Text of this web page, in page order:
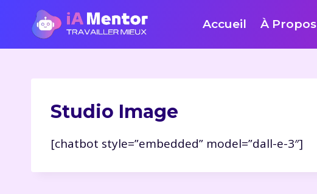
contenu
Accueil À Propos
Studio Image
[chatbot style=”embedded” model=”dall-e-3″]